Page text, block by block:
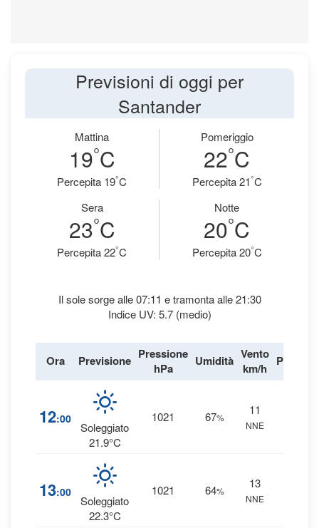
Previsioni di oggi per
Santander
Mattina
19°C
Percepita 19°C
Pomeriggio
22°C
Percepita 21°C
Sera
23°C
Percepita 22°C
Notte
20°C
Percepita 20°C
Il sole sorge alle 07:11 e tramonta alle 21:30
Indice UV: 5.7 (medio)
Ora Previsione Pressione
hPa
Umidità Vento
km/h
12:00
Soleggiato
21.9°C
1021 67%
11
NNE
13:00
Soleggiato
22.3°C
1021 64%
13
NNE